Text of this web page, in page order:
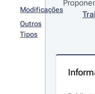
Modificações
Outros
Tipos